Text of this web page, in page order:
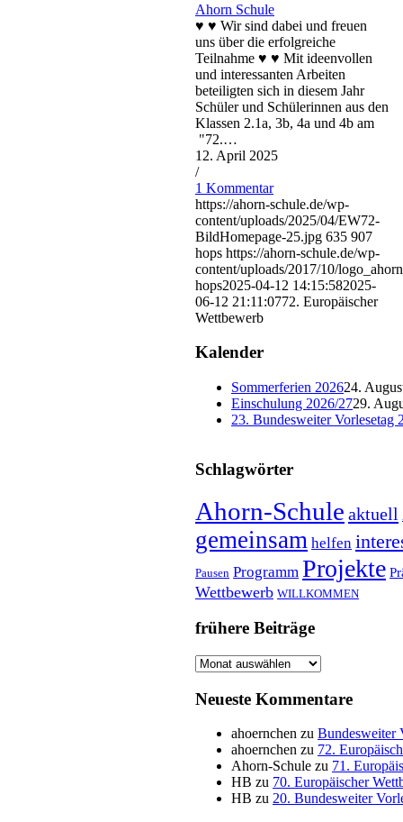
Ahorn Schule
♥ ♥ Wir sind dabei und freuen
uns über die erfolgreiche
Teilnahme ♥ ♥ Mit ideenvollen
und interessanten Arbeiten
beteiligten sich in diesem Jahr
Schüler und Schülerinnen aus den
Klassen 2.1a, 3b, 4a und 4b am
"72.…
12. April 2025
/
1 Kommentar
https://ahorn-schule.de/wp-
content/uploads/2025/04/EW72-
BildHomepage-25.jpg 635 907
hops https://ahorn-schule.de/wp-
content/uploads/2017/10/
hops2025-04-12 14:15:582025-
06-12 21:11:0772. Europäischer
Wettbewerb
Kalender
Sommerferien 202624.
Einschulung 2026/2729.
23. Bundesweiter Vorlesetag
Schlagwörter
Ahorn-Schule aktuell
gemeinsam helfen
Pausen Programm Projekte
Wettbewerb WILLKOMMEN
frühere Beiträge
frühere
Neueste Kommentare
ahoernchen zu Bundesweiter
ahoernchen zu 72.
Ahorn-Schule zu 71.
HB zu 70. Europäischer
HB zu 20. Bundesweiter